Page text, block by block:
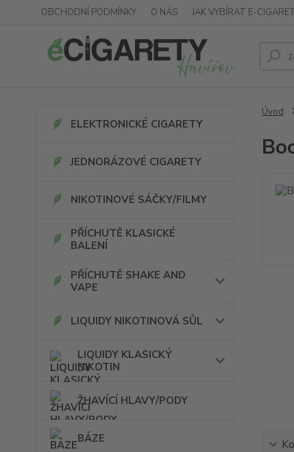
OBCHODNÍ PODMÍNKY O NÁS JAK VYBÍRAT E-
ELEKTRONICKÉ CIGARETY
JEDNORÁZOVÉ CIGARETY
NIKOTINOVÉ SÁČKY/FILMY
PŘÍCHUTĚ KLASICKÉ
BALENÍ
PŘÍCHUTĚ SHAKE AND
VAPE
LIQUIDY NIKOTINOVÁ SŮL
LIQUIDY KLASICKÝ
NIKOTIN
ŽHAVÍCÍ HLAVY/PODY
BÁZE
Úvod